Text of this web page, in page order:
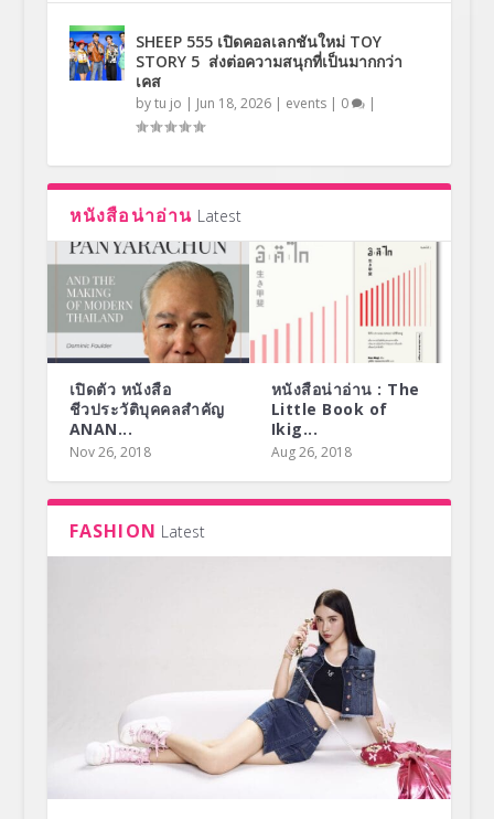
SHEEP 555 เปิดคอลเลกชันใหม่ TOY
STORY 5 ส่งต่อความสนุกที่เป็นมากกว่า
เคส
bytu jo | Jun 18, 2026| events| 0 |
หนังสือน่าอ่าน Latest
เปิดตัว หนังสือ
ชีวประวัติบุคคลสำคัญ
ANAN...
Nov 26, 2018
หนังสือน่าอ่าน : The
Little Book of
Ikig...
Aug 26, 2018
FASHION Latest